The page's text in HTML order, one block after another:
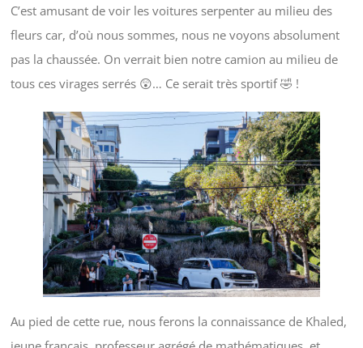
C’est amusant de voir les voitures serpenter au milieu des
fleurs car, d’où nous sommes, nous ne voyons absolument
pas la chaussée. On verrait bien notre camion au milieu de
tous ces virages serrés 😲… Ce serait très sportif 🤣 !
Au pied de cette rue, nous ferons la connaissance de Khaled,